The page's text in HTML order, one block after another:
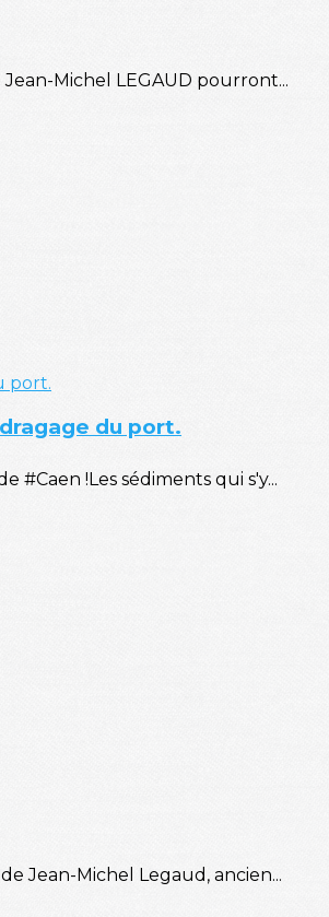
Michel LEGAUD pourront...
du port.
!Les sédiments qui s'y...
Jean-Michel Legaud, ancien...